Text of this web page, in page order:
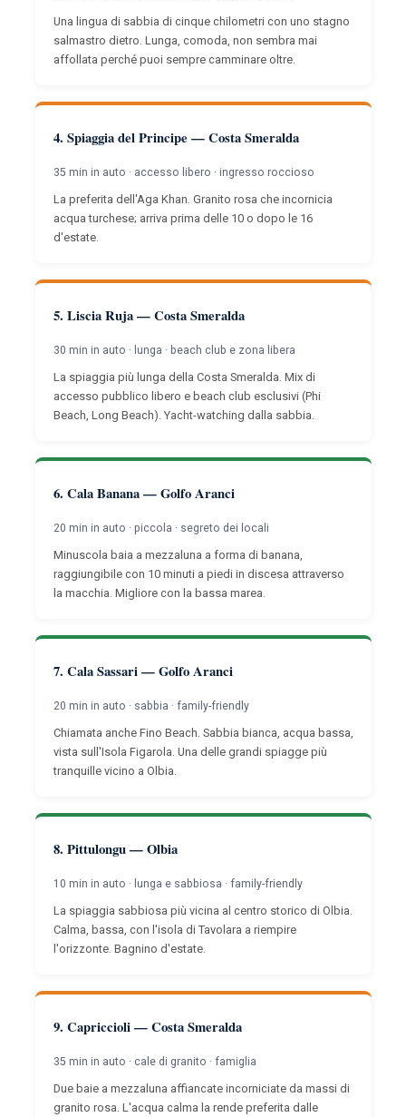
Una lingua di sabbia di cinque chilometri con uno stagno
salmastro dietro. Lunga, comoda, non sembra mai
affollata perché puoi sempre camminare oltre.
4. Spiaggia del Principe — Costa Smeralda
35 min in auto · accesso libero · ingresso roccioso
La preferita dell'Aga Khan. Granito rosa che incornicia
acqua turchese; arriva prima delle 10 o dopo le 16
d'estate.
5. Liscia Ruja — Costa Smeralda
30 min in auto · lunga · beach club e zona libera
La spiaggia più lunga della Costa Smeralda. Mix di
accesso pubblico libero e beach club esclusivi (Phi
Beach, Long Beach). Yacht-watching dalla sabbia.
6. Cala Banana — Golfo Aranci
20 min in auto · piccola · segreto dei locali
Minuscola baia a mezzaluna a forma di banana,
raggiungibile con 10 minuti a piedi in discesa attraverso
la macchia. Migliore con la bassa marea.
7. Cala Sassari — Golfo Aranci
20 min in auto · sabbia · family-friendly
Chiamata anche Fino Beach. Sabbia bianca, acqua bassa,
vista sull'Isola Figarola. Una delle grandi spiagge più
tranquille vicino a Olbia.
8. Pittulongu — Olbia
10 min in auto · lunga e sabbiosa · family-friendly
La spiaggia sabbiosa più vicina al centro storico di Olbia.
Calma, bassa, con l'isola di Tavolara a riempire
l'orizzonte. Bagnino d'estate.
9. Capriccioli — Costa Smeralda
35 min in auto · cale di granito · famiglia
Due baie a mezzaluna affiancate incorniciate da massi di
granito rosa. L'acqua calma la rende preferita dalle